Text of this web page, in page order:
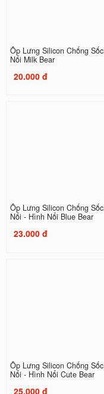
Ốp Lưng Silicon Chống
Nổi Milk Bear
20.000 đ
Ốp Lưng Silicon Chống
Nổi - Hình Nổi Blue Bear
23.000 đ
Ốp Lưng Silicon Chống
Nổi - Hình Nổi Cute Bear
25.000 đ